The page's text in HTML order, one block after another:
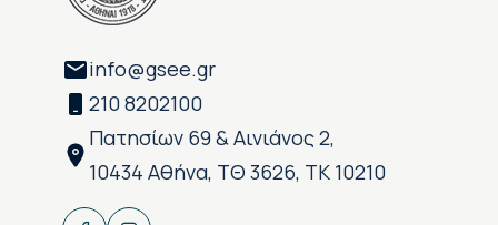
info@gsee.gr
210 8202100
Πατησίων 69 & Αινιάνος 2,
10434 Αθήνα, ΤΘ 3626, ΤΚ 10210